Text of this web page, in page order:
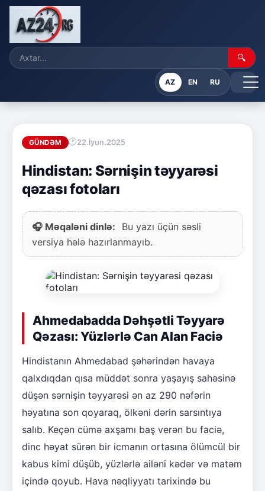
🔍
AZ EN RU
GÜNDƏM 22.İyun.2025
Hindistan: Sərnişin təyyarəsi
qəzası fotoları
🎧 Məqaləni dinlə:
Bu yazı üçün səsli
versiya hələ hazırlanmayıb.
Ahmedabadda Dəhşətli Təyyarə
Qəzası: Yüzlərlə Can Alan Faciə
Hindistanın Ahmedabad şəhərindən havaya
qalxdıqdan qısa müddət sonra yaşayış sahəsinə
düşən sərnişin təyyarəsi ən az 290 nəfərin
həyatına son qoyaraq, ölkəni dərin sarsıntıya
salıb. Keçən cümə axşamı baş verən bu faciə,
dinc həyat sürən bir icmanın ortasına ölümcül bir
kabus kimi düşüb, yüzlərlə ailəni kədər və matəm
içində qoyub. Hava nəqliyyatı tarixində bu